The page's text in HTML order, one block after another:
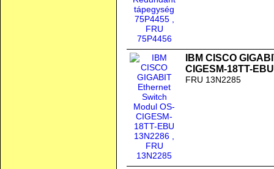
IBM CISCO
CIGESM-18TT-
FRU 13N2285